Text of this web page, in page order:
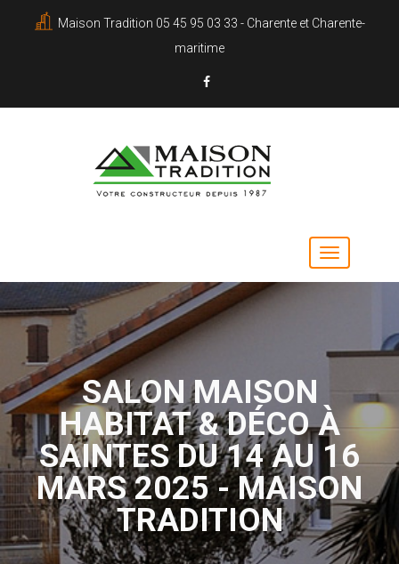
Maison Tradition 05 45 95 03 33 - Charente et Charente-
maritime
SALON MAISON
HABITAT & DÉCO À
SAINTES DU 14 AU 16
MARS 2025 - MAISON
TRADITION